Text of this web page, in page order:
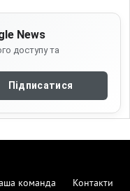
News
доступу та
Підписатися
команда
Контакти